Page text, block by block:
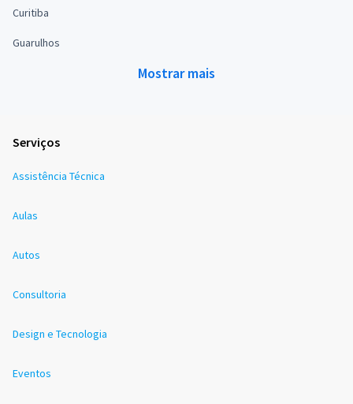
Curitiba
Guarulhos
Mostrar mais
Serviços
Assistência Técnica
Aulas
Autos
Consultoria
Design e Tecnologia
Eventos